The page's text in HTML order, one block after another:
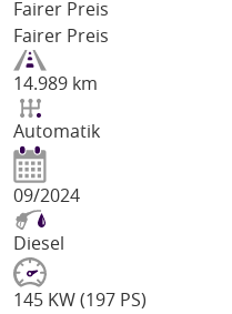
Fairer Preis
Fairer Preis
14.989 km
Automatik
09/2024
Diesel
145 KW (197 PS)